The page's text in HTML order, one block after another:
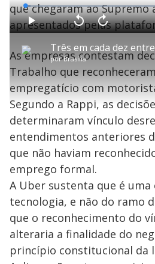
que chegaram ao
apresentados pelas
P
l
a
y
V
i
porBrasília
P V
t
a
r
n
d
s
A
n
ç
a
1
0
s
e
o
s
M
u
o
L
o
a
d
e
:
3
.
0
0
%
As empresas contestam
Trabalho que
empregatício com
Segundo a Rappi, as
determinaram vínculo
entendimentos anteriores
que não haviam
emprego formal.
A Uber sustenta que é uma
tecnologia, e não do ramo
que o reconhecimento do
alteraria a finalidade do
princípio constitucional da